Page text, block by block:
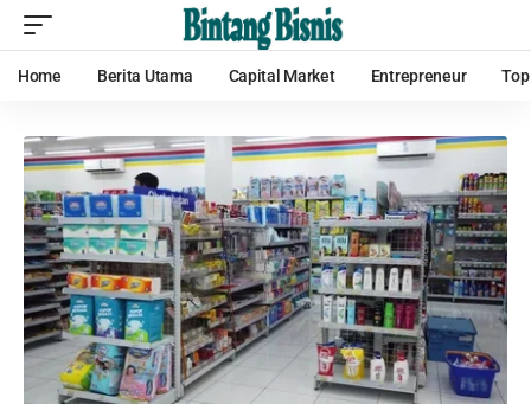
Home Berita Utama Capital Market Entrepreneur